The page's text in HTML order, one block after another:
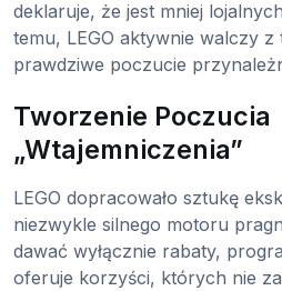
deklaruje, że jest mniej
temu, LEGO aktywnie walczy
prawdziwe poczucie
Tworzenie Poczucia
„Wtajemniczenia”
LEGO dopracowało sztukę
niezwykle silnego motoru
dawać wyłącznie rabaty,
oferuje korzyści, których nie